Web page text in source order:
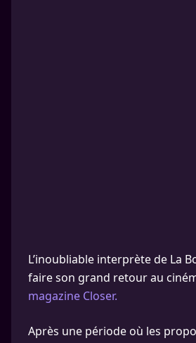
L’inoubliable interprète de La
faire son grand retour au
magazine Closer.
Après une période où les